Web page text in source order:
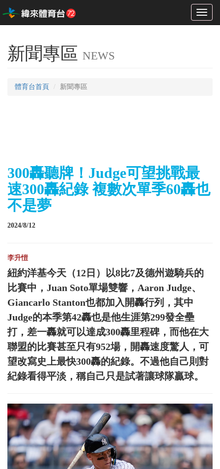
Toggle
新聞專區 NEWS
體育台首頁 新聞專區
300轟聽牌！Judge可望挑戰最
速300轟紀錄 複數次單季60轟也
不是夢
2024/8/12
李升愷
紐約洋基今天（12日）以8比7及德州遊騎兵的
比賽中，Juan Soto單場雙響，Aaron Judge、
Giancarlo Stanton也都加入開轟行列，其中
Judge的本季第42轟也是他生涯第299發全壘
打，差一轟就可以達成300轟里程碑，而他在大
聯盟的比賽甚至只有952場，開轟速度驚人，可
望改寫史上最快300轟的紀錄。不過他自己則對
紀錄看得平淡，稱自己只是試著讓球隊贏球。